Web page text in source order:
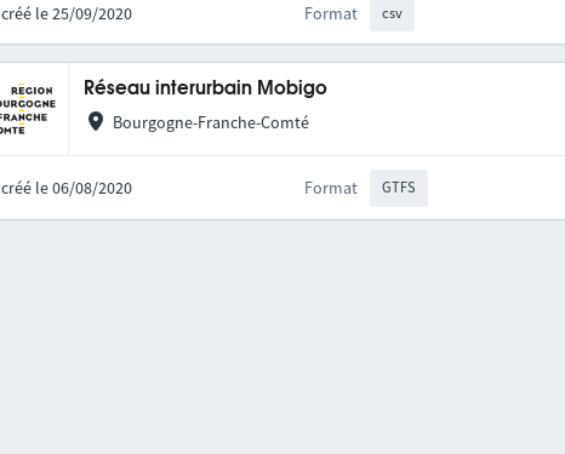
créé le 25/09/2020 Format csv
Réseau interurbain Mobigo
Bourgogne-Franche-Comté
créé le 06/08/2020 Format GTFS